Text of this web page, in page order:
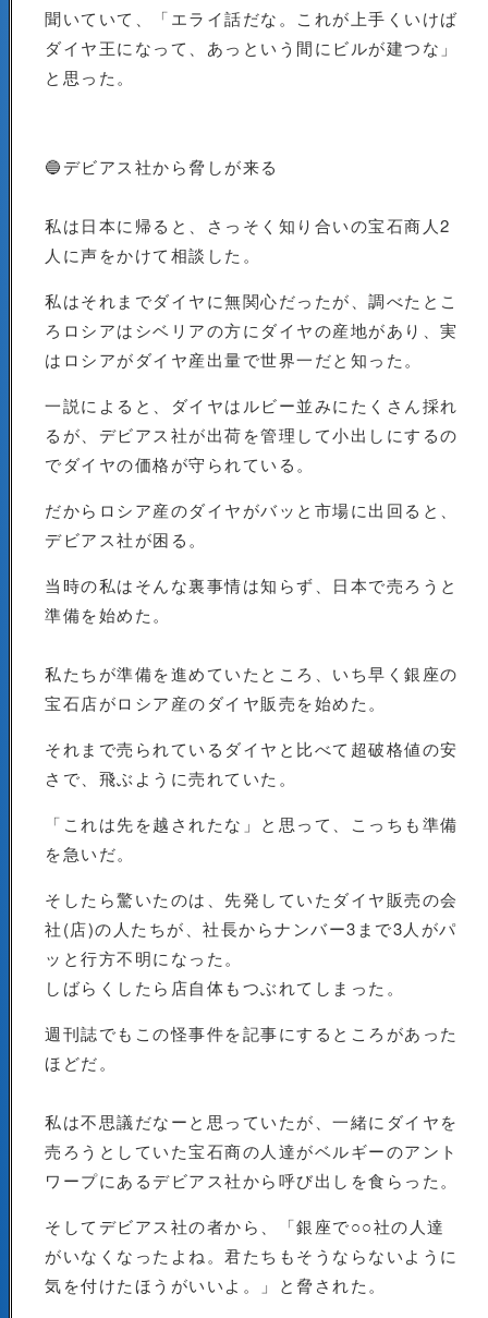
聞いていて、「エライ話だな。これが上手くいけば
ダイヤ王になって、あっという間にビルが建つな」
と思った。
🔵デビアス社から脅しが来る
私は日本に帰ると、さっそく知り合いの宝石商人2
人に声をかけて相談した。
私はそれまでダイヤに無関心だったが、調べたとこ
ろロシアはシベリアの方にダイヤの産地があり、実
はロシアがダイヤ産出量で世界一だと知った。
一説によると、ダイヤはルビー並みにたくさん採れ
るが、デビアス社が出荷を管理して小出しにするの
でダイヤの価格が守られている。
だからロシア産のダイヤがバッと市場に出回ると、
デビアス社が困る。
当時の私はそんな裏事情は知らず、日本で売ろうと
準備を始めた。
私たちが準備を進めていたところ、いち早く銀座の
宝石店がロシア産のダイヤ販売を始めた。
それまで売られているダイヤと比べて超破格値の安
さで、飛ぶように売れていた。
「これは先を越されたな」と思って、こっちも準備
を急いだ。
そしたら驚いたのは、先発していたダイヤ販売の会
社(店)の人たちが、社長からナンバー3まで3人がパ
ッと行方不明になった。
しばらくしたら店自体もつぶれてしまった。
週刊誌でもこの怪事件を記事にするところがあった
ほどだ。
私は不思議だなーと思っていたが、一緒にダイヤを
売ろうとしていた宝石商の人達がベルギーのアント
ワープにあるデビアス社から呼び出しを食らった。
そしてデビアス社の者から、「銀座で○○社の人達
がいなくなったよね。君たちもそうならないように
気を付けたほうがいいよ。」と脅された。